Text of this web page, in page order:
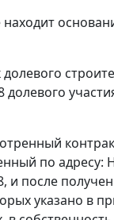
по адресу:
после
указано в